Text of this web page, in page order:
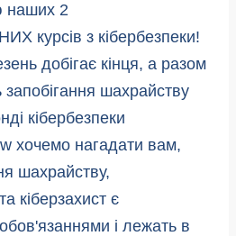
наших 2
курсів з кібербезпеки!
добігає кінця, а разом
запобігання шахрайству
кібербезпеки
хочемо нагадати вам,
шахрайству,
кіберзахист є
і лежать в